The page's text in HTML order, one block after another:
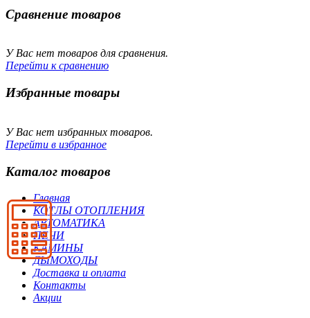
Сравнение товаров
У Вас нет товаров для сравнения.
Перейти к сравнению
Избранные товары
У Вас нет избранных товаров.
Перейти в избранное
Каталог товаров
Главная
КОТЛЫ ОТОПЛЕНИЯ
АВТОМАТИКА
ПЕЧИ
КАМИНЫ
ДЫМОХОДЫ
Доставка и оплата
Контакты
Акции